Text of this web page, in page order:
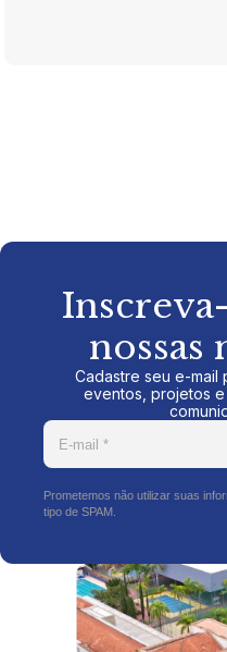
nossas
Cadastre seu e-mail
eventos, projetos
Prometemos não utilizar suas
tipo de SPAM.